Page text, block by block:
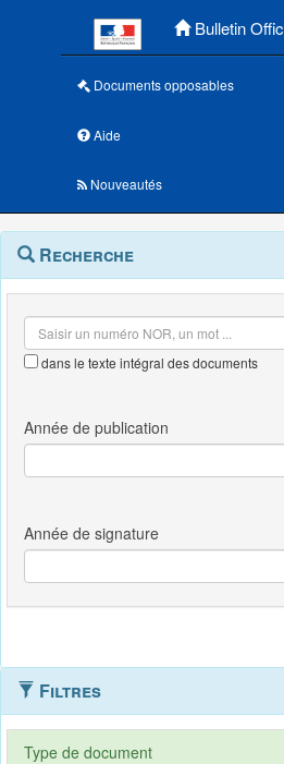
Bulletin
Documents opposables
Aide
Nouveautés
Navigation
outils
Menu
contextuel
Recherche
dans le texte intégral des documents
Filtres
Type de document